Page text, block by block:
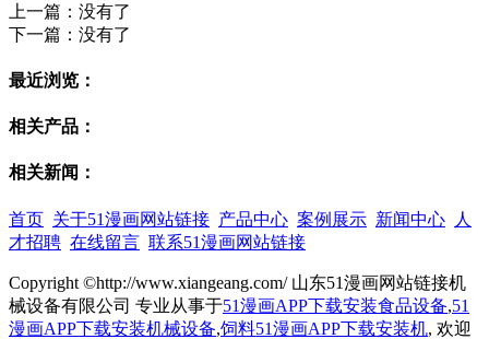
上一篇：没有了
下一篇： 没有了
最近浏览：
相关产品：
相关新闻：
首页 关于51漫画网站链接 产品中心 案例展示 新闻中心
人
才招聘 在线留言 联系51漫画网站链接
Copyright ©http://www.xiangeang.com/ 山东51漫画网站链接机
械设备有限公司 专业从事于51漫画APP下载安装食品设备,51
漫画APP下载安装机械设备,饲料51漫画APP下载安装机, 欢迎